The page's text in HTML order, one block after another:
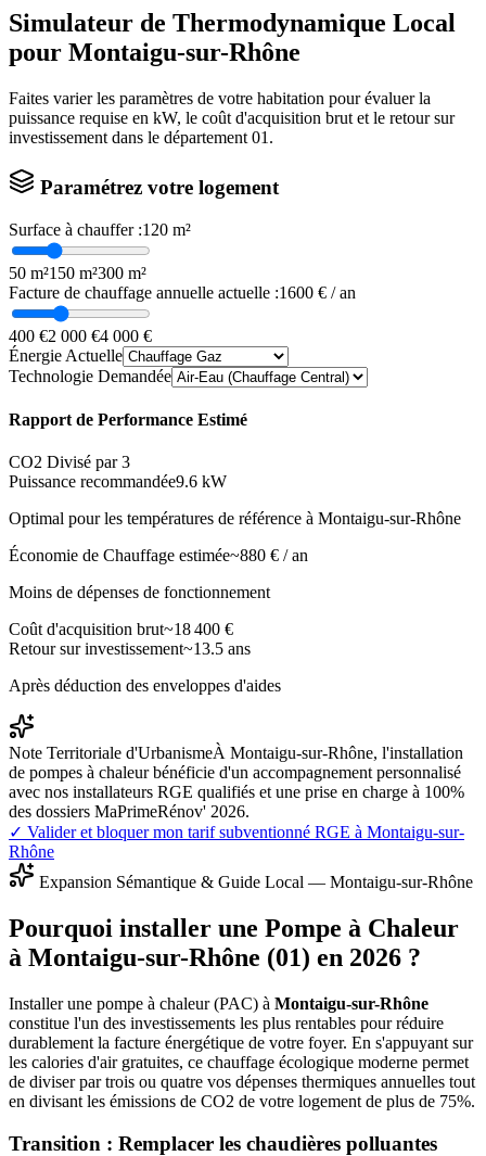
Simulateur de Thermodynamique Local
pour Montaigu-sur-Rhône
Faites varier les paramètres de votre habitation pour évaluer la
puissance requise en kW, le coût d'acquisition brut et le retour sur
investissement dans le département 01 .
Paramétrez votre logement
Surface à chauffer :120 m²
50 m²150 m²300 m²
Facture de chauffage annuelle actuelle :1600 € / an
400 €2 000 €4 000 €
Énergie Actuelle
Technologie Demandée
Rapport de Performance Estimé
CO2 Divisé par 3
Puissance recommandée9.6 kW
Optimal pour les températures de référence à Montaigu-sur-Rhône
Économie de Chauffage estimée~880 € / an
Moins de dépenses de fonctionnement
Coût d'acquisition brut~18 400 €
Retour sur investissement~13.5 ans
Après déduction des enveloppes d'aides
Note Territoriale d'UrbanismeÀ Montaigu-sur-Rhône, l'installation
de pompes à chaleur bénéficie d'un accompagnement personnalisé
avec nos installateurs RGE qualifiés et une prise en charge à 100%
des dossiers MaPrimeRénov' 2026.
✓ Valider et bloquer mon tarif subventionné RGE à Montaigu-sur-
Rhône
Expansion Sémantique & Guide Local — Montaigu-sur-Rhône
Pourquoi installer une Pompe à Chaleur
à Montaigu-sur-Rhône (01) en 2026 ?
Installer une pompe à chaleur (PAC) à Montaigu-sur-Rhône
constitue l'un des investissements les plus rentables pour réduire
durablement la facture énergétique de votre foyer. En s'appuyant sur
les calories d'air gratuites, ce chauffage écologique moderne permet
de diviser par trois ou quatre vos dépenses thermiques annuelles tout
en divisant les émissions de CO2 de votre logement de plus de 75%.
Transition : Remplacer les chaudières polluantes